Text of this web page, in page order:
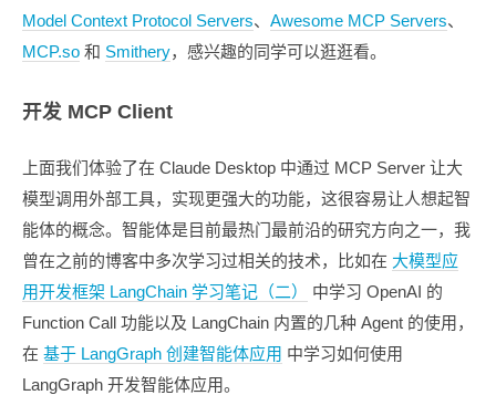
Model Context Protocol Servers、 Awesome MCP Servers、
MCP.so 和 Smithery，感兴趣的同学可以逛逛看。
开发 MCP Client
上面我们体验了在 Claude Desktop 中通过 MCP Server 让大
模型调用外部工具，实现更强大的功能，这很容易让人想起智
能体的概念。智能体是目前最热门最前沿的研究方向之一，我
曾在之前的博客中多次学习过相关的技术，比如在 大模型应
用开发框架 LangChain 学习笔记（二）
中学习 OpenAI 的
Function Call 功能以及 LangChain 内置的几种 Agent 的使用，
在 基于 LangGraph 创建智能体应用 中学习如何使用
LangGraph 开发智能体应用。